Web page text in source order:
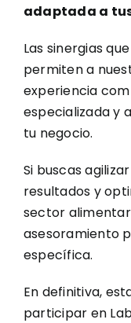
adaptada a
Las sinergias
permiten a
experiencia
especializada y
tu negocio.
Si buscas
resultados y
sector
asesoramiento
específica.
En definitiva,
participar en